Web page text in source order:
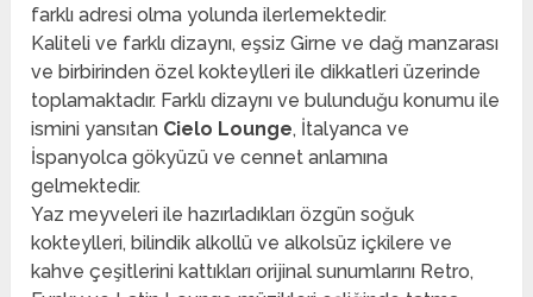
farklı adresi olma yolunda ilerlemektedir.
Kaliteli ve farklı dizaynı, eşsiz Girne ve dağ manzarası
ve birbirinden özel kokteylleri ile dikkatleri üzerinde
toplamaktadır. Farklı dizaynı ve bulunduğu konumu ile
ismini yansıtan Cielo Lounge, İtalyanca ve
İspanyolca gökyüzü ve cennet anlamına
gelmektedir.
Yaz meyveleri ile hazırladıkları özgün soğuk
kokteylleri, bilindik alkollü ve alkolsüz içkilere ve
kahve çeşitlerini kattıkları orijinal sunumlarını Retro,